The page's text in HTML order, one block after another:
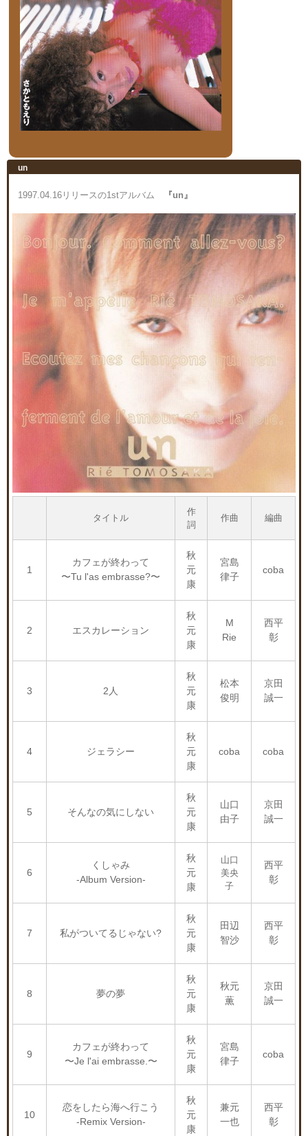
un
1997.04.16リリースの1stアルバム 『un』
タイトル
作
詞
作曲 編曲
1
カフェが終わって
〜Tu l'as embrasse?〜
秋
元
康
宮島
律子
coba
2 エスカレーション
秋
元
康
M
Rie
西平
彰
3 2人
秋
元
康
松本
俊明
京田
誠一
4 ジェラシー
秋
元
康
coba coba
5 そんなの気にしない
秋
元
康
山口
由子
京田
誠一
6
くしゃみ
-Album Version-
秋
元
康
山口
美央
子
西平
彰
7 私がついてるじゃない?
秋
元
康
田辺
智沙
西平
彰
8 夢の夢
秋
元
康
秋元
薫
京田
誠一
9
カフェが終わって
〜Je l'ai embrasse.〜
秋
元
康
宮島
律子
coba
10
恋をしたら海へ行こう
-Remix Version-
秋
元
康
兼元
一也
西平
彰